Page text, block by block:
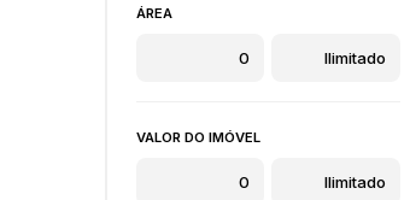
ÁREA
VALOR DO IMÓVEL